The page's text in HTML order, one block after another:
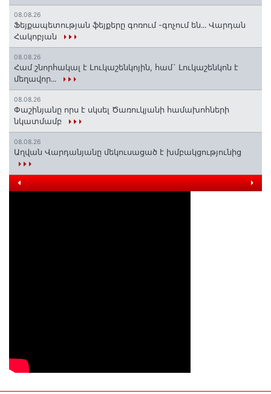
08.08.26
Ֆեյքապետության ֆեյքերը գոռում -գոչում են․․․ Վարդան
Հակոբյան
08.08.26
Համ շնորհակալ է Լուկաշենկոյին, համ` Լուկաշենկոն է
մեղավոր․․․
08.08.26
Փաշինյանը որս է սկսել Ծառուկյանի համախոհների
նկատմամբ
08.08.26
Աղվան Վարդանյանը մեկուսացած է խմբակցությունից